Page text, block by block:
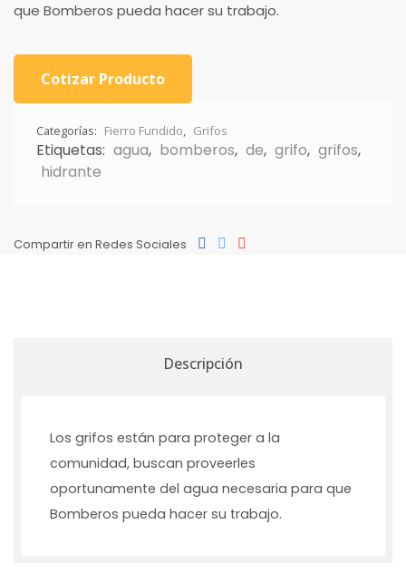
que Bomberos pueda hacer su trabajo.
Cotizar Producto
Categorías: Fierro Fundido, Grifos
Etiquetas: agua, bomberos, de, grifo, grifos,
hidrante
Compartir en Redes Sociales
Descripción
Los grifos están para proteger a la
comunidad, buscan proveerles
oportunamente del agua necesaria para que
Bomberos pueda hacer su trabajo.